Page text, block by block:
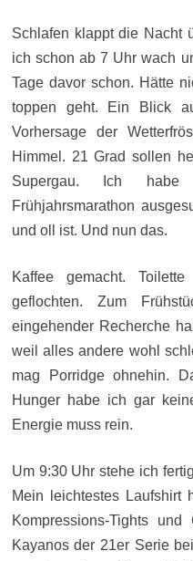
Schlafen klappt die Nacht
ich schon ab 7 Uhr wach
Tage davor schon. Hätte
toppen geht. Ein Blick
Vorhersage der
Himmel. 21 Grad sollen
Supergau. Ich
Frühjahrsmarathon
und oll ist. Und nun das.
Kaffee gemacht.
geflochten. Zum
eingehender Recherche
weil alles andere wohl
mag Porridge ohnehin.
Hunger habe ich gar
Energie muss rein.
Um 9:30 Uhr stehe ich
Mein leichtestes Laufshirt
Kompressions-Tights
Kayanos der 21er Serie